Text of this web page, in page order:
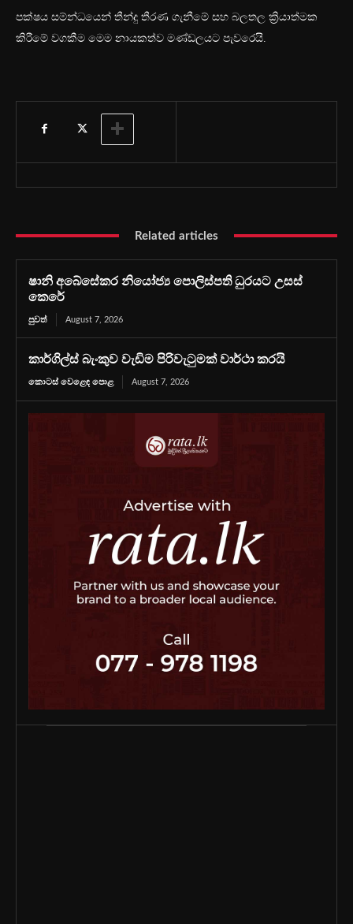
පක්ෂය සම්න්ධයෙන් තීන්දු තීරණ ගැනීමේ සහ බලතල ක්‍රියාත්මක
කිරීමේ වගකීම මෙම නායකත්ව මණ්ඩලයට පැවරෙයි.
Related articles
ෂානි අබේසේකර නියෝජ්‍ය පොලිස්පති ධුරයට උසස්
කෙරේ
පුවත් August 7, 2026
කාර්ගිල්ස් බැංකුව වැඩිම පිරිවැටුමක් වාර්ථා කරයි
කොටස් වෙළෙඳ පොළ August 7, 2026